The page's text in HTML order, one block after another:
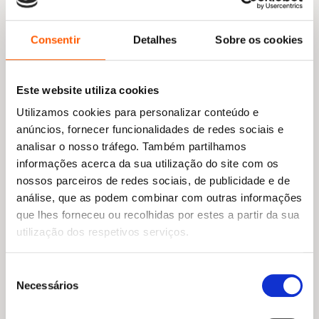
Consentir Detalhes Sobre os cookies
Este website utiliza cookies
Utilizamos cookies para personalizar conteúdo e
anúncios, fornecer funcionalidades de redes sociais e
analisar o nosso tráfego. Também partilhamos
informações acerca da sua utilização do site com os
nossos parceiros de redes sociais, de publicidade e de
análise, que as podem combinar com outras informações
que lhes forneceu ou recolhidas por estes a partir da sua
utilização dos respetivos serviços.
Necessários
13,29€ O
preço
11,96
Posso Dormir na Vossa Cama?